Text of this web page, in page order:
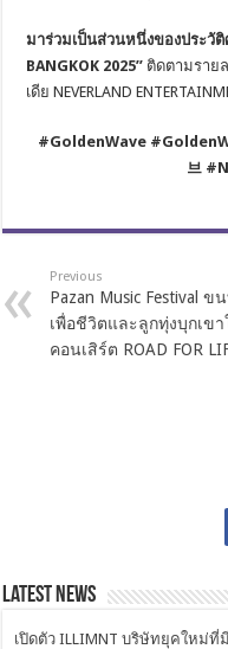
มาร่วมเป็นส่วนหนึ่งของประวัติ
BANGKOK 2025” ติดตามราย
เดีย NEVERLAND
#GoldenWave
브
Previous
Pazan Music Festival
เพื่อชีวิตและลูกทุ่งบุกเข
คอนเสิร์ต ROAD FOR
Latest News
เปิดตัว ILLIMNT บริษัทยุคใหม่ที่